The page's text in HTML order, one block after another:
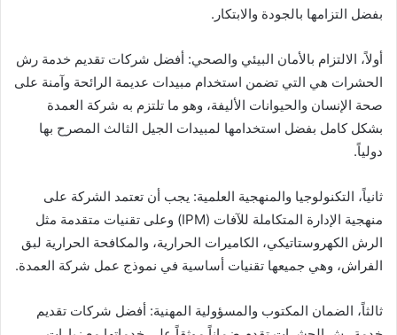
بفضل التزامها بالجودة والابتكار.
أولاً، الالتزام بالأمان البيئي والصحي: أفضل شركات تقديم خدمة رش
الحشرات هي التي تضمن استخدام مبيدات عديمة الرائحة وآمنة على
صحة الإنسان والحيوانات الأليفة، وهو ما تلتزم به شركة العمدة
بشكل كامل بفضل استخدامها لمبيدات الجيل الثالث المصرح بها
دولياً.
ثانياً، التكنولوجيا والمنهجية العلمية: يجب أن تعتمد الشركة على
منهجية الإدارة المتكاملة للآفات (IPM) وعلى تقنيات متقدمة مثل
الرش الكهروستاتيكي، الكاميرات الحرارية، والمكافحة الحرارية لبق
الفراش، وهي جميعها تقنيات أساسية في نموذج عمل شركة العمدة.
ثالثاً، الضمان المكتوب والمسؤولية المهنية: أفضل شركات تقديم